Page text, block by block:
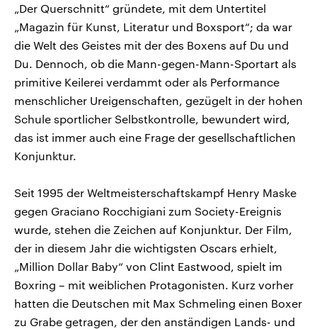
„Der Querschnitt“ gründete, mit dem Untertitel
„Magazin für Kunst, Literatur und Boxsport“; da war
die Welt des Geistes mit der des Boxens auf Du und
Du. Dennoch, ob die Mann-gegen-Mann-Sportart als
primitive Keilerei verdammt oder als Performance
menschlicher Ureigenschaften, gezügelt in der hohen
Schule sportlicher Selbstkontrolle, bewundert wird,
das ist immer auch eine Frage der gesellschaftlichen
Konjunktur.
Seit 1995 der Weltmeisterschaftskampf Henry Maske
gegen Graciano Rocchigiani zum Society-Ereignis
wurde, stehen die Zeichen auf Konjunktur. Der Film,
der in diesem Jahr die wichtigsten Oscars erhielt,
„Million Dollar Baby“ von Clint Eastwood, spielt im
Boxring – mit weiblichen Protagonisten. Kurz vorher
hatten die Deutschen mit Max Schmeling einen Boxer
zu Grabe getragen, der den anständigen Lands- und